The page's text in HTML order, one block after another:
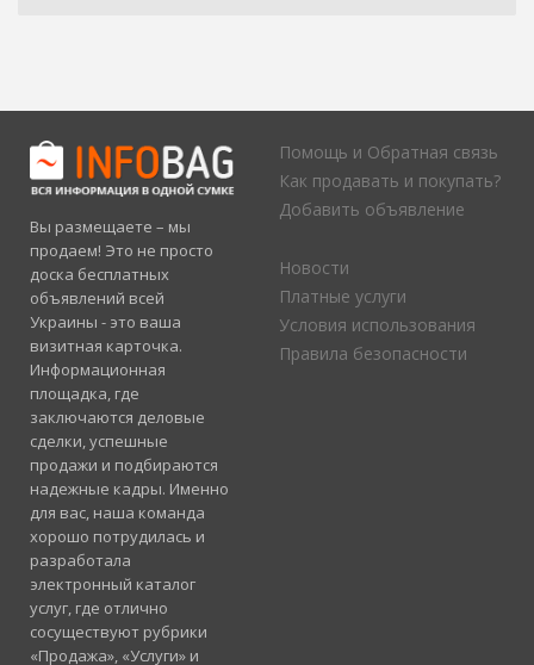
Вы размещаете – мы
продаем! Это не просто
доска бесплатных
объявлений всей
Украины - это ваша
визитная карточка.
Информационная
площадка, где
заключаются деловые
сделки, успешные
продажи и подбираются
надежные кадры. Именно
для вас, наша команда
хорошо потрудилась и
разработала
электронный каталог
услуг, где отлично
сосуществуют рубрики
«Продажа», «Услуги» и
Помощь и Обратная связь
Как продавать и покупать?
Добавить объявление
Новости
Платные услуги
Условия использования
Правила безопасности